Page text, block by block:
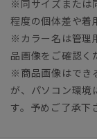
※同サイズまたは
程度の個体差や着
※カラー名は管理
品画像をご確認く
※商品画像はでき
が、パソコン環境
す。予めご了承下